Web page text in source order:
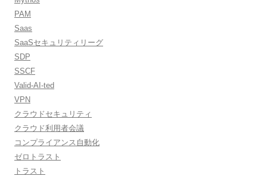
PAM
Saas
SaaSセキュリティリーグ
SDP
SSCF
Valid-AI-ted
VPN
クラウドセキュリティ
クラウド利用者会議
コンプライアンス自動化
ゼロトラスト
トラスト